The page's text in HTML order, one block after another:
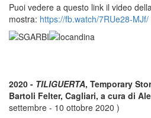
Puoi vedere a questo link il video della
mostra: https://fb.watch/7RUe28-MJf/
2020 - TILIGUERTA, Temporary
Bartoli Felter, Cagliari, a cura di
settembre - 10 ottobre 2020 )